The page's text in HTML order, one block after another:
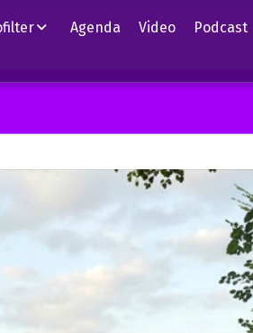
Agenda Video Podcast